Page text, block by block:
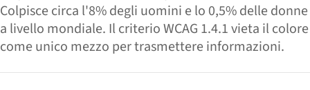
Colpisce circa l'8% degli uomini e lo 0,5% delle donne
a livello mondiale. Il criterio WCAG 1.4.1 vieta il colore
come unico mezzo per trasmettere informazioni.